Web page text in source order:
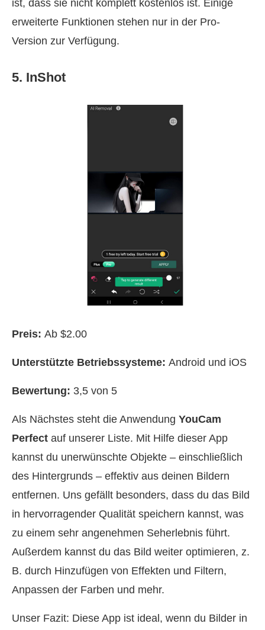
ist, dass sie nicht komplett kostenlos ist. Einige
erweiterte Funktionen stehen nur in der Pro-
Version zur Verfügung.
5. InShot
Preis: Ab $2.00
Unterstützte Betriebssysteme: Android und iOS
Bewertung: 3,5 von 5
Als Nächstes steht die Anwendung YouCam
Perfect auf unserer Liste. Mit Hilfe dieser App
kannst du unerwünschte Objekte – einschließlich
des Hintergrunds – effektiv aus deinen Bildern
entfernen. Uns gefällt besonders, dass du das Bild
in hervorragender Qualität speichern kannst, was
zu einem sehr angenehmen Seherlebnis führt.
Außerdem kannst du das Bild weiter optimieren, z.
B. durch Hinzufügen von Effekten und Filtern,
Anpassen der Farben und mehr.
Unser Fazit: Diese App ist ideal, wenn du Bilder in